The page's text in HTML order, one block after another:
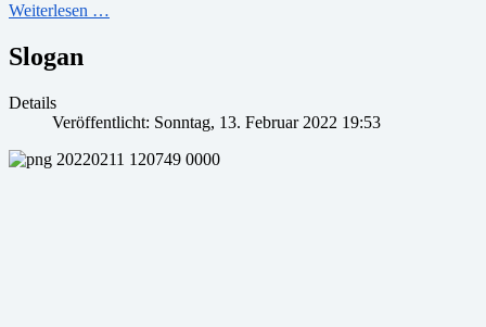
Weiterlesen …
Slogan
Details
Veröffentlicht: Sonntag, 13. Februar 2022 19:53